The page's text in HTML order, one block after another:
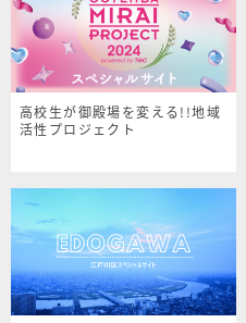
高校生が御殿場を変える!!地域
活性プロジェクト